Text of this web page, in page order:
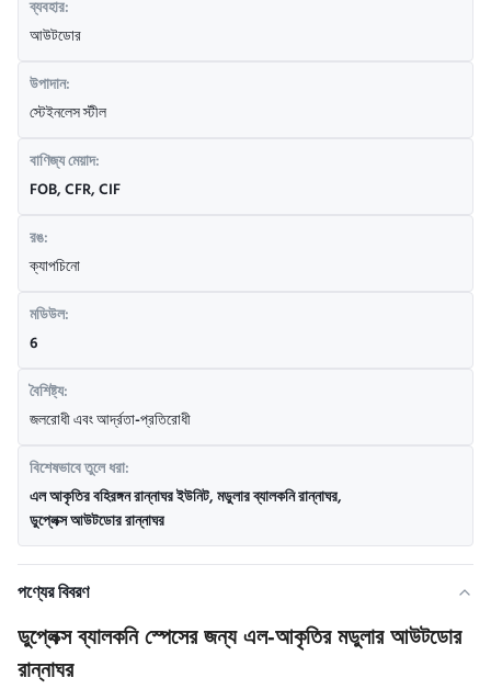
ব্যবহার:
আউটডোর
উপাদান:
স্টেইনলেস স্টীল
বাণিজ্য মেয়াদ:
FOB, CFR, CIF
রঙ:
ক্যাপচিনো
মডিউল:
6
বৈশিষ্ট্য:
জলরোধী এবং আর্দ্রতা-প্রতিরোধী
বিশেষভাবে তুলে ধরা:
এল আকৃতির বহিরঙ্গন রান্নাঘর ইউনিট,মডুলার ব্যালকনি রান্নাঘর,
ডুপ্লেক্স আউটডোর রান্নাঘর
পণ্যের বিবরণ
ডুপ্লেক্স ব্যালকনি স্পেসের জন্য এল-আকৃতির মডুলার আউটডোর
রান্নাঘর